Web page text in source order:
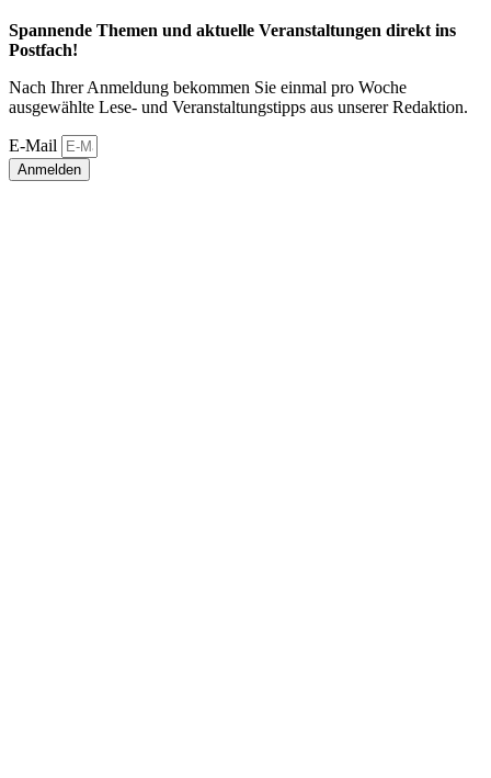
Spannende Themen und aktuelle Veranstaltungen direkt ins
Postfach!
Nach Ihrer Anmeldung bekommen Sie einmal pro Woche
ausgewählte Lese- und Veranstaltungstipps aus unserer Redaktion.
E-Mail
Anmelden